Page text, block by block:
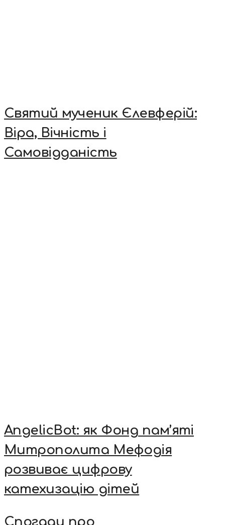
Святий мученик Єлевферій:
Віра, Вічність і
Самовідданість
AngelicBot: як Фонд пам’яті
Митрополита Мефодія
розвиває цифрову
катехизацію дітей
Спогади про